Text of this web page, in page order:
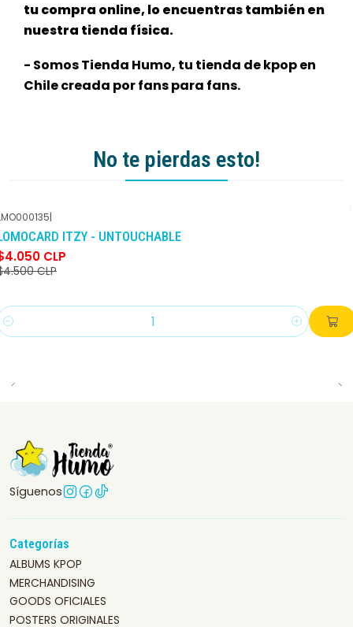
tu compra online, lo encuentras también en
nuestra tienda física.
- Somos Tienda Humo, tu tienda de kpop en
Chile creada por fans para fans.
No te pierdas esto!
-10% DCTO
|
ITZY - UNTOUCHABLE
CLP
CLP
Síguenos
Categorías
ALBUMS KPOP
MERCHANDISING
GOODS OFICIALES
POSTERS ORIGINALES